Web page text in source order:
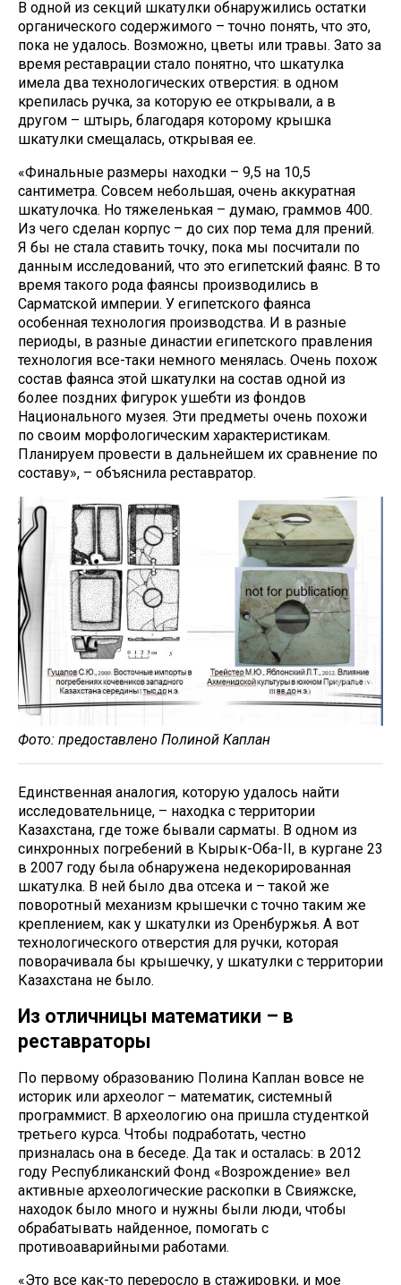
В одной из секций шкатулки обнаружились остатки
органического содержимого – точно понять, что это,
пока не удалось. Возможно, цветы или травы. Зато за
время реставрации стало понятно, что шкатулка
имела два технологических отверстия: в одном
крепилась ручка, за которую ее открывали, а в
другом – штырь, благодаря которому крышка
шкатулки смещалась, открывая ее.
«Финальные размеры находки – 9,5 на 10,5
сантиметра. Совсем небольшая, очень аккуратная
шкатулочка. Но тяжеленькая – думаю, граммов 400.
Из чего сделан корпус – до сих пор тема для прений.
Я бы не стала ставить точку, пока мы посчитали по
данным исследований, что это египетский фаянс. В то
время такого рода фаянсы производились в
Сарматской империи. У египетского фаянса
особенная технология производства. И в разные
периоды, в разные династии египетского правления
технология все-таки немного менялась. Очень похож
состав фаянса этой шкатулки на состав одной из
более поздних фигурок ушебти из фондов
Национального музея. Эти предметы очень похожи
по своим морфологическим характеристикам.
Планируем провести в дальнейшем их сравнение по
составу», – объяснила реставратор.
Фото: предоставлено Полиной Каплан
Единственная аналогия, которую удалось найти
исследовательнице, – находка с территории
Казахстана, где тоже бывали сарматы. В одном из
синхронных погребений в Кырык-Оба-II, в кургане 23
в 2007 году была обнаружена недекорированная
шкатулка. В ней было два отсека и – такой же
поворотный механизм крышечки с точно таким же
креплением, как у шкатулки из Оренбуржья. А вот
технологического отверстия для ручки, которая
поворачивала бы крышечку, у шкатулки с территории
Казахстана не было.
Из отличницы математики – в
реставраторы
По первому образованию Полина Каплан вовсе не
историк или археолог – математик, системный
программист. В археологию она пришла студенткой
третьего курса. Чтобы подработать, честно
призналась она в беседе. Да так и осталась: в 2012
году Республиканский Фонд «Возрождение» вел
активные археологические раскопки в Свияжске,
находок было много и нужны были люди, чтобы
обрабатывать найденное, помогать с
противоаварийными работами.
«Это все как-то переросло в стажировки, и мое